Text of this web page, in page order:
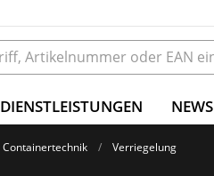
DIENSTLEISTUNGEN NEWS
Containertechnik Verriegelung